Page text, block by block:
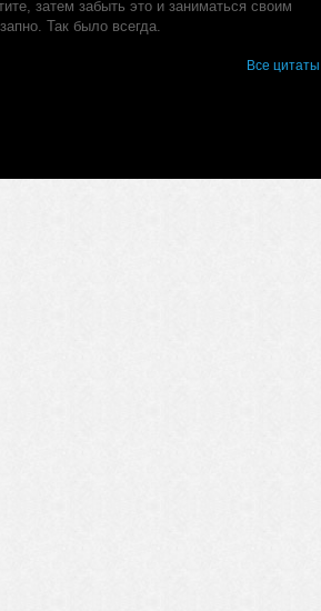
затем забыть это и заниматься своим
Так было всегда.
Все